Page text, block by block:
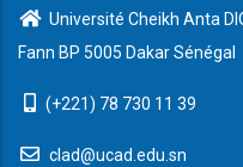
Université Cheikh Anta
Fann BP 5005 Dakar Sénégal
(+221) 78 730 11 39
clad@ucad.edu.sn